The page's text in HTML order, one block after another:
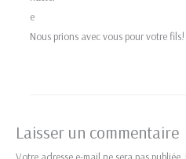
Nous prions avec vous pour votre
Laisser un commentaire
Votre adresse e-mail ne sera pas publiée.